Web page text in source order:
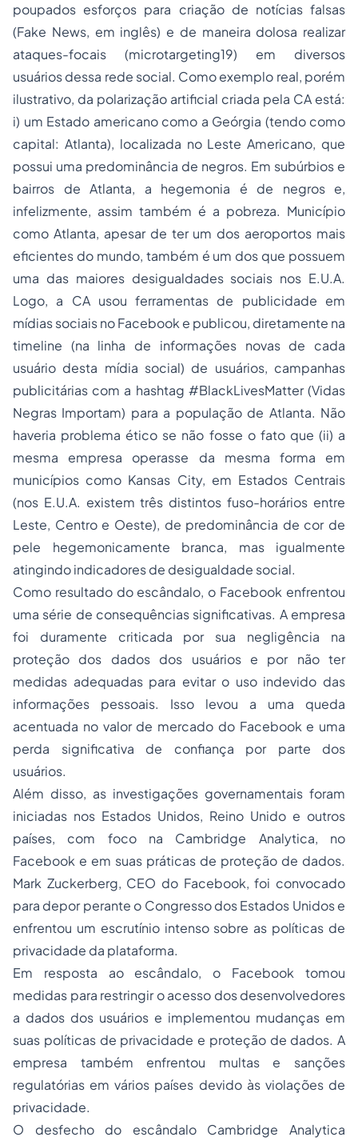
poupados esforços para criação de notícias falsas
(Fake News, em inglês) e de maneira dolosa realizar
ataques-focais (microtargeting19) em diversos
usuários dessa rede social. Como exemplo real, porém
ilustrativo, da polarização artificial criada pela CA está:
i) um Estado americano como a Geórgia (tendo como
capital: Atlanta), localizada no Leste Americano, que
possui uma predominância de negros. Em subúrbios e
bairros de Atlanta, a hegemonia é de negros e,
infelizmente, assim também é a pobreza. Município
como Atlanta, apesar de ter um dos aeroportos mais
eficientes do mundo, também é um dos que possuem
uma das maiores desigualdades sociais nos E.U.A.
Logo, a CA usou ferramentas de publicidade em
mídias sociais no Facebook e publicou, diretamente na
timeline (na linha de informações novas de cada
usuário desta mídia social) de usuários, campanhas
publicitárias com a hashtag #BlackLivesMatter (Vidas
Negras Importam) para a população de Atlanta. Não
haveria problema ético se não fosse o fato que (ii) a
mesma empresa operasse da mesma forma em
municípios como Kansas City, em Estados Centrais
(nos E.U.A. existem três distintos fuso-horários entre
Leste, Centro e Oeste), de predominância de cor de
pele hegemonicamente branca, mas igualmente
atingindo indicadores de desigualdade social.
Como resultado do escândalo, o Facebook enfrentou
uma série de consequências significativas. A empresa
foi duramente criticada por sua negligência na
proteção dos dados dos usuários e por não ter
medidas adequadas para evitar o uso indevido das
informações pessoais. Isso levou a uma queda
acentuada no valor de mercado do Facebook e uma
perda significativa de confiança por parte dos
usuários.
Além disso, as investigações governamentais foram
iniciadas nos Estados Unidos, Reino Unido e outros
países, com foco na Cambridge Analytica, no
Facebook e em suas práticas de proteção de dados.
Mark Zuckerberg, CEO do Facebook, foi convocado
para depor perante o Congresso dos Estados Unidos e
enfrentou um escrutínio intenso sobre as políticas de
privacidade da plataforma.
Em resposta ao escândalo, o Facebook tomou
medidas para restringir o acesso dos desenvolvedores
a dados dos usuários e implementou mudanças em
suas políticas de privacidade e proteção de dados. A
empresa também enfrentou multas e sanções
regulatórias em vários países devido às violações de
privacidade.
O desfecho do escândalo Cambridge Analytica